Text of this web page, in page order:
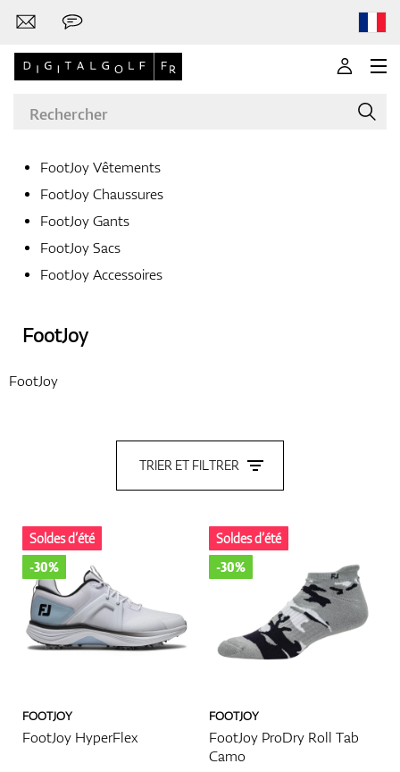
Gants
Balles
Sacs
FootJoy Vêtements
FootJoy Chaussures
FootJoy Gants
FootJoy Sacs
FootJoy Accessoires
FootJoy
FootJoy
TRIER ET FILTRER
FOOTJOY
FootJoy HyperFlex
Soldes d’été
-30%
FOOTJOY
FootJoy ProDry Roll Tab
Camo
Soldes d’été
-30%